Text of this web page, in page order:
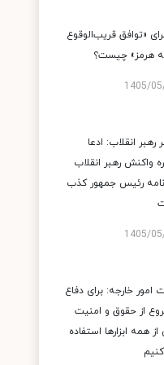
«توافق قریب‌الوقوع
هرمز» چیست؟
1405/
رهبر انقلاب: ادعا
واکنش رهبر انقلاب
رئیس جمهور کذب
1405/
امور خارجه: برای دفاع
از حقوق و امنیت
از همه ابزارها استفاده